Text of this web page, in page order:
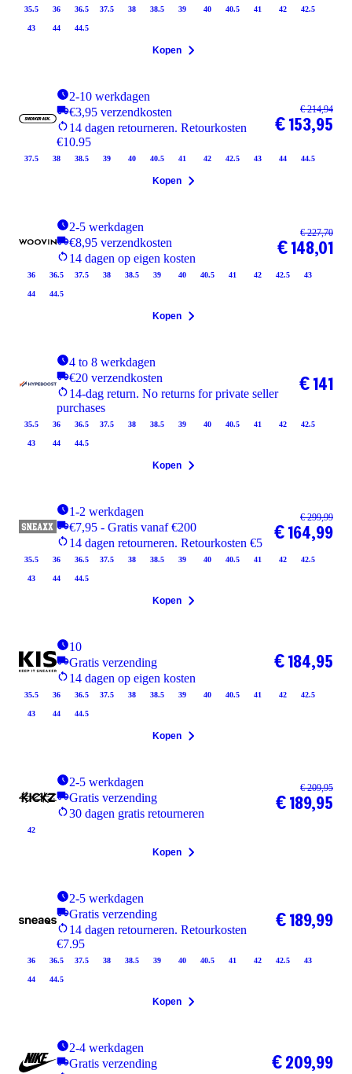
35.5 36 36.5 37.5 38 38.5 39 40 40.5 41 42 42.5
43 44 44.5
Kopen
2-10 werkdagen
€3,95 verzendkosten
14 dagen retourneren. Retourkosten
€10.95
37.5 38 38.5 39 40 40.5 41 42 42.5 43 44 44.5
€ 214,94
€ 153,95
Kopen
2-5 werkdagen
€8,95 verzendkosten
14 dagen op eigen kosten
36 36.5 37.5 38 38.5 39 40 40.5 41 42 42.5 43
44 44.5
€ 227,70
€ 148,01
Kopen
4 to 8 werkdagen
€20 verzendkosten
14-dag return. No returns for private seller
purchases
35.5 36 36.5 37.5 38 38.5 39 40 40.5 41 42 42.5
43 44 44.5
€ 141
Kopen
1-2 werkdagen
€7,95 - Gratis vanaf €200
14 dagen retourneren. Retourkosten €5
35.5 36 36.5 37.5 38 38.5 39 40 40.5 41 42 42.5
43 44 44.5
€ 299,99
€ 164,99
Kopen
10
Gratis verzending
14 dagen op eigen kosten
35.5 36 36.5 37.5 38 38.5 39 40 40.5 41 42 42.5
43 44 44.5
€ 184,95
Kopen
2-5 werkdagen
Gratis verzending
30 dagen gratis retourneren
42
€ 209,95
€ 189,95
Kopen
2-5 werkdagen
Gratis verzending
14 dagen retourneren. Retourkosten
€7.95
36 36.5 37.5 38 38.5 39 40 40.5 41 42 42.5 43
44 44.5
€ 189,99
Kopen
2-4 werkdagen
Gratis verzending
€ 209,99